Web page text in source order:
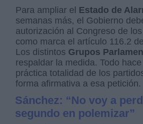
Para ampliar el Estado de
semanas más, el Gobierno
autorización al Congreso de
como marca el artículo 116.2
Los distintos Grupos
respaldar la medida. Todo
práctica totalidad de los
forma afirmativa a esa petición.
Sánchez: “No voy a
segundo en polemizar”